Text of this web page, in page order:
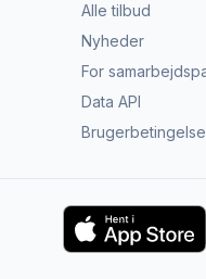
Alle tilbud
Nyheder
For
Data API